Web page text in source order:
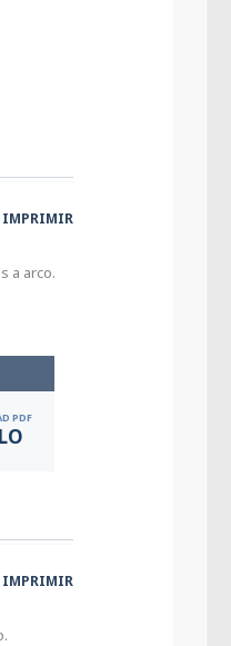
IMPRIMIR
a arco.
PDF
IMPRIMIR